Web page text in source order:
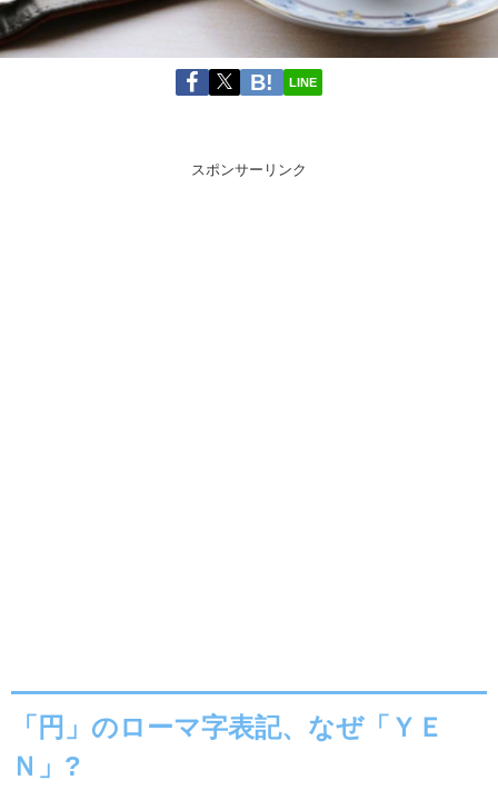
LINE
スポンサーリンク
「円」のローマ字表記、なぜ「ＹＥ
Ｎ」?